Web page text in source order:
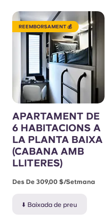
REEMBORSAMENT 💰
APARTAMENT DE
6 HABITACIONS A
LA PLANTA BAIXA
(CABANA AMB
LLITERES)
Des De 309,00 $/setmana
⬇️ Baixada de preu